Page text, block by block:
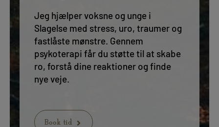
Jeg hjælper voksne og unge i
Slagelse med stress, uro, traumer og
fastlåste mønstre. Gennem
psykoterapi får du støtte til at skabe
ro, forstå dine reaktioner og finde
nye veje.
Book tid